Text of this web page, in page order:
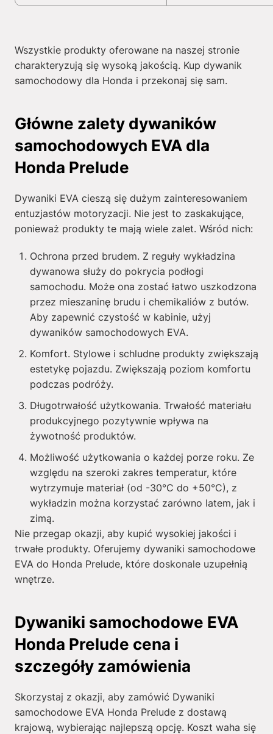
Wszystkie produkty oferowane na naszej stronie
charakteryzują się wysoką jakością. Kup dywanik
samochodowy dla Honda i przekonaj się sam.
Główne zalety dywaników
samochodowych EVA dla
Honda Prelude
Dywaniki EVA cieszą się dużym zainteresowaniem
entuzjastów motoryzacji. Nie jest to zaskakujące,
ponieważ produkty te mają wiele zalet. Wśród nich:
Ochrona przed brudem. Z reguły wykładzina
dywanowa służy do pokrycia podłogi
samochodu. Może ona zostać łatwo uszkodzona
przez mieszaninę brudu i chemikaliów z butów.
Aby zapewnić czystość w kabinie, użyj
dywaników samochodowych EVA.
Komfort. Stylowe i schludne produkty zwiększają
estetykę pojazdu. Zwiększają poziom komfortu
podczas podróży.
Długotrwałość użytkowania. Trwałość materiału
produkcyjnego pozytywnie wpływa na
żywotność produktów.
Możliwość użytkowania o każdej porze roku. Ze
względu na szeroki zakres temperatur, które
wytrzymuje materiał (od -30°C do +50°C), z
wykładzin można korzystać zarówno latem, jak i
zimą.
Nie przegap okazji, aby kupić wysokiej jakości i
trwałe produkty. Oferujemy dywaniki samochodowe
EVA do Honda Prelude, które doskonale uzupełnią
wnętrze.
Dywaniki samochodowe EVA
Honda Prelude cena i
szczegóły zamówienia
Skorzystaj z okazji, aby zamówić Dywaniki
samochodowe EVA Honda Prelude z dostawą
krajową, wybierając najlepszą opcję. Koszt waha się